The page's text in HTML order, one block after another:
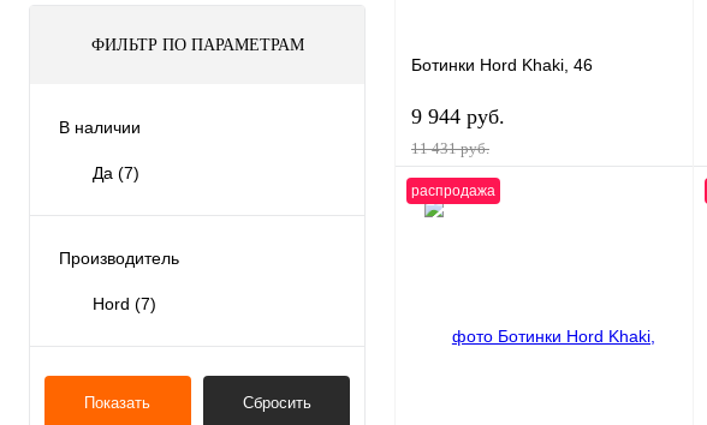
ФИЛЬТР ПО ПАРАМЕТРАМ
В наличии
Да (7)
Производитель
Hord (7)
Показать Сбросить
Ботинки Hord Khaki, 46
9 944 руб.
11 431 руб.
наличии
распродажа